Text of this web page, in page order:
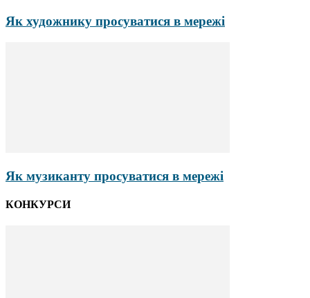
Як художнику просуватися в мережі
Як музиканту просуватися в мережі
КОНКУРСИ